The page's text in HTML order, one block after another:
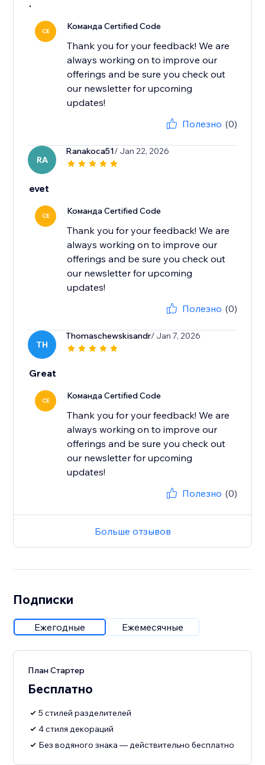
.
CE Команда Certified Code
Thank you for your feedback! We are
always working on to improve our
offerings and be sure you check out
our newsletter for upcoming
updates!
Полезно (0)
RA
Ranakoca51/ Jan 22, 2026
evet
CE Команда Certified Code
Thank you for your feedback! We are
always working on to improve our
offerings and be sure you check out
our newsletter for upcoming
updates!
Полезно (0)
TH
Thomaschewskisandr/ Jan 7, 2026
Great
CE Команда Certified Code
Thank you for your feedback! We are
always working on to improve our
offerings and be sure you check out
our newsletter for upcoming
updates!
Полезно (0)
Больше отзывов
Подписки
Ежегодные Ежемесячные
План Стартер
Бесплатно
5 стилей разделителей
4 стиля декораций
Без водяного знака — действительно бесплатно